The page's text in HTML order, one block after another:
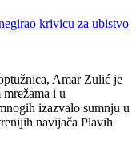
krivicu za ubistvo
Amar Zulić je
i u
izazvalo sumnju u
navijača Plavih